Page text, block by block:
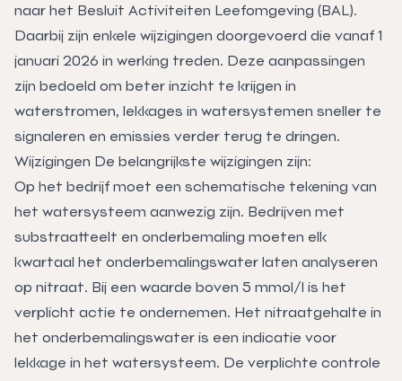
naar het Besluit Activiteiten Leefomgeving (BAL).
Daarbij zijn enkele wijzigingen doorgevoerd die vanaf 1
januari 2026 in werking treden. Deze aanpassingen
zijn bedoeld om beter inzicht te krijgen in
waterstromen, lekkages in watersystemen sneller te
signaleren en emissies verder terug te dringen.
Wijzigingen De belangrijkste wijzigingen zijn:
Op het bedrijf moet een schematische tekening van
het watersysteem aanwezig zijn. Bedrijven met
substraatteelt en onderbemaling moeten elk
kwartaal het onderbemalingswater laten analyseren
op nitraat. Bij een waarde boven 5 mmol/l is het
verplicht actie te ondernemen. Het nitraatgehalte in
het onderbemalingswater is een indicatie voor
lekkage in het watersysteem. De verplichte controle